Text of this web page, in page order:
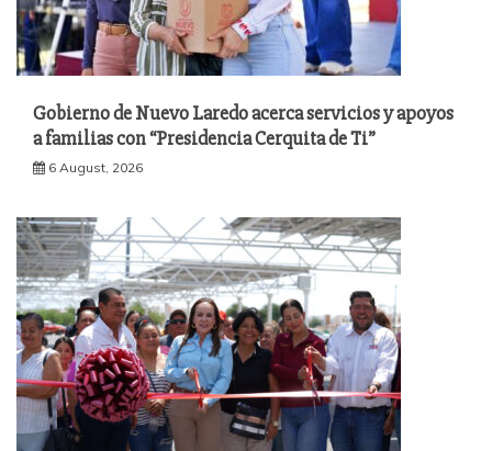
Gobierno de Nuevo Laredo acerca servicios y apoyos
a familias con “Presidencia Cerquita de Ti”
6 August, 2026